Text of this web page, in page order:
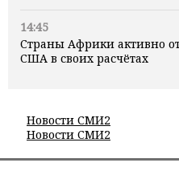
14:45
Страны Африки активно
США в своих расчётах
Новости СМИ2
Новости СМИ2